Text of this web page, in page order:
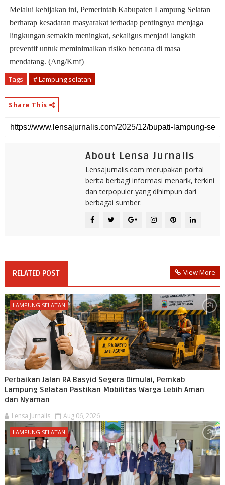
Melalui kebijakan ini, Pemerintah Kabupaten Lampung Selatan
berharap kesadaran masyarakat terhadap pentingnya menjaga
lingkungan semakin meningkat, sekaligus menjadi langkah
preventif untuk meminimalkan risiko bencana di masa
mendatang. (Ang/Kmf)
Tags # Lampung selatan
Share This
About Lensa Jurnalis
Lensajurnalis.com merupakan portal
berita berbagi informasi menarik, terkini
dan terpopuler yang dihimpun dari
berbagai sumber.
RELATED POST View More
LAMPUNG SELATAN
Perbaikan Jalan RA Basyid Segera Dimulai, Pemkab
Lampung Selatan Pastikan Mobilitas Warga Lebih Aman
dan Nyaman
Lensa Jurnalis Aug 06, 2026
LAMPUNG SELATAN